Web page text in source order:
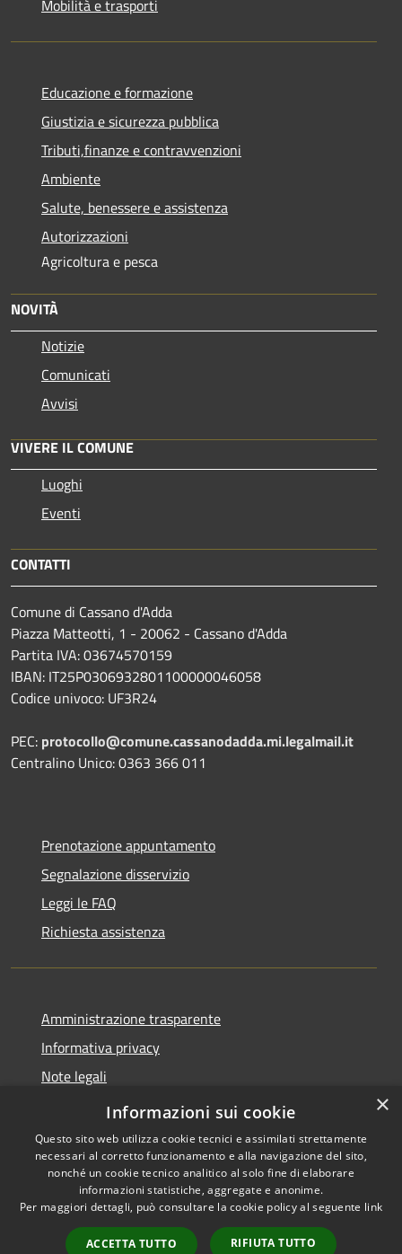
Mobilità e trasporti
Educazione e formazione
Giustizia e sicurezza pubblica
Tributi,finanze e contravvenzioni
Ambiente
Salute, benessere e assistenza
Autorizzazioni
Agricoltura e pesca
NOVITÀ
Notizie
Comunicati
Avvisi
VIVERE IL COMUNE
Luoghi
Eventi
CONTATTI
Comune di Cassano d'Adda
Piazza Matteotti, 1 - 20062 - Cassano d'Adda
Partita IVA: 03674570159
IBAN: IT25P0306932801100000046058
Codice univoco: UF3R24
PEC: protocollo@comune.cassanodadda.mi.legalmail.it
Centralino Unico: 0363 366 011
Prenotazione appuntamento
Segnalazione disservizio
Leggi le FAQ
Richiesta assistenza
Amministrazione trasparente
Informativa privacy
Note legali
Dichiarazione di accessibilità
Accessibilità
Copyright © 2026 • Comune di
Cassano d'Adda • Powered by
Municipium•
Accesso
×
Informazioni sui cookie
Questo sito web utilizza cookie tecnici e assimilati strettamente
necessari al corretto funzionamento e alla navigazione del sito,
nonché un cookie tecnico analitico al solo fine di elaborare
informazioni statistiche, aggregate e anonime.
Per maggiori dettagli, può consultare la cookie policy al seguente link
ACCETTA TUTTO RIFIUTA TUTTO